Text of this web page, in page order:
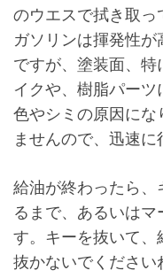
のウエスで拭き取っ
ガソリンは揮発性
ですが、塗装面、
イクや、樹脂パー
色やシミの原因にな
ませんので、迅速に
給油が終わったら、
るまで、あるいはマ
す。キーを抜いて、
抜かないでください